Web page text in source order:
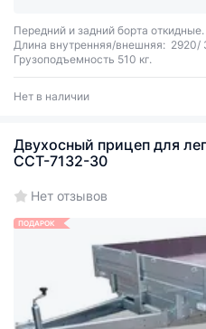
Передний и задний борта откидные.
Длина внутренняя/внешняя:
Грузоподъемность 510 кг.
Нет в наличии
Двухосный прицеп для
ССТ-7132-30
Нет отзывов
ПОДАРОК